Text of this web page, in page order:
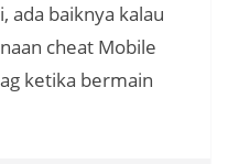
ada baiknya kalau
cheat Mobile
ketika bermain